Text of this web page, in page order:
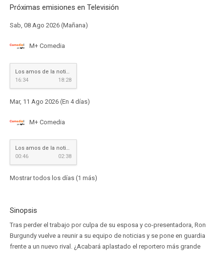
Próximas emisiones en Televisión
Sab, 08 Ago 2026 (Mañana)
M+ Comedia
Los amos de la noticia
16:34
18:28
Mar, 11 Ago 2026 (En 4 días)
M+ Comedia
Los amos de la noticia
00:46
02:38
Mostrar todos los días (1 más)
Sinopsis
Tras perder el trabajo por culpa de su esposa y co-presentadora, Ron
Burgundy vuelve a reunir a su equipo de noticias y se pone en guardia
frente a un nuevo rival. ¿Acabará aplastado el reportero más grande